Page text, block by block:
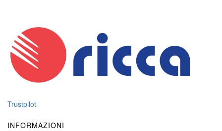
Trustpilot
INFORMAZIONI